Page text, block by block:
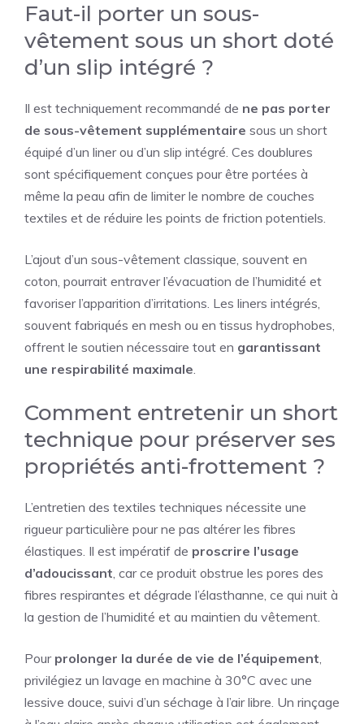
Faut-il porter un sous-
vêtement sous un short doté
d’un slip intégré ?
Il est techniquement recommandé de ne pas porter
de sous-vêtement supplémentaire sous un short
équipé d’un liner ou d’un slip intégré. Ces doublures
sont spécifiquement conçues pour être portées à
même la peau afin de limiter le nombre de couches
textiles et de réduire les points de friction potentiels.
L’ajout d’un sous-vêtement classique, souvent en
coton, pourrait entraver l’évacuation de l’humidité et
favoriser l’apparition d’irritations. Les liners intégrés,
souvent fabriqués en mesh ou en tissus hydrophobes,
offrent le soutien nécessaire tout en garantissant
une respirabilité maximale.
Comment entretenir un short
technique pour préserver ses
propriétés anti-frottement ?
L’entretien des textiles techniques nécessite une
rigueur particulière pour ne pas altérer les fibres
élastiques. Il est impératif de proscrire l’usage
d’adoucissant, car ce produit obstrue les pores des
fibres respirantes et dégrade l’élasthanne, ce qui nuit à
la gestion de l’humidité et au maintien du vêtement.
Pour prolonger la durée de vie de l’équipement,
privilégiez un lavage en machine à 30°C avec une
lessive douce, suivi d’un séchage à l’air libre. Un rinçage